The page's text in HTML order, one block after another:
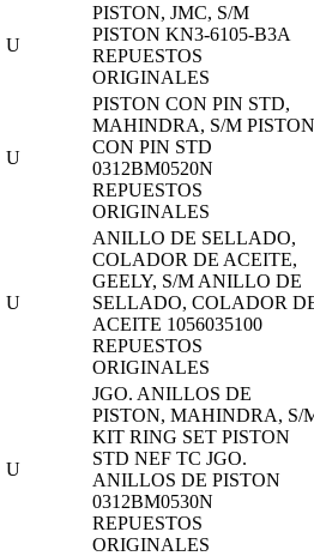
U
PISTON, JMC, S/M
PISTON KN3-6105-B3A
REPUESTOS
ORIGINALES
U
PISTON CON PIN STD,
MAHINDRA, S/M PISTON
CON PIN STD
0312BM0520N
REPUESTOS
ORIGINALES
U
ANILLO DE SELLADO,
COLADOR DE ACEITE,
GEELY, S/M ANILLO DE
SELLADO, COLADOR
ACEITE 1056035100
REPUESTOS
ORIGINALES
U
JGO. ANILLOS DE
PISTON, MAHINDRA, S/
KIT RING SET PISTON
STD NEF TC JGO.
ANILLOS DE PISTON
0312BM0530N
REPUESTOS
ORIGINALES